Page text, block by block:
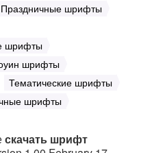
Праздничные шрифты
шрифты
шрифты
Тематические шрифты
шрифты
скачать шрифт